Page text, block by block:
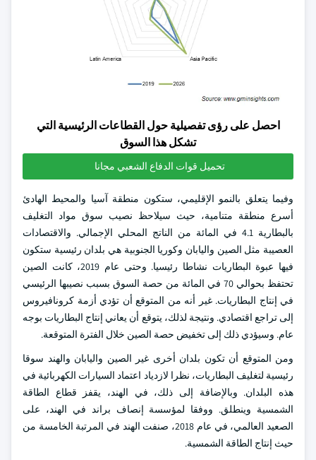
احصل على رؤى تفصيلية حول القطاعات الرئيسية التي
تشكل هذا السوق
تحميل قوات الدفاع الشعبي مجانا
وفيما يتعلق بالنمو الإقليمي، ستكون منطقة آسيا والمحيط الهادئ
أسرع منطقة متنامية، حيث سيلاحظ نصيب سوق مواد التغليف
بالبطارية 4.1 في المائة من الناتج المحلي الإجمالي. والاقتصادات
العصيبة مثل الصين واليابان وكوريا الجنوبية هي بلدان رئيسية ستكون
فيها عبوة البطاريات نشاطا رئيسيا. وحتى عام 2019، كانت الصين
تحتفظ بحوالي 70 في المائة من حصة السوق بسبب نصيبها الرئيسي
في إنتاج البطاريات. غير أنه من المتوقع أن تؤدي أزمة كرونافيروس
إلى تراجع اقتصادي. ونتيجة لذلك، يتوقع أن يعاني إنتاج البطاريات بوجه
عام. وسيؤدي ذلك إلى تخفيض حصة الصين خلال الفترة المتوقعة.
ومن المتوقع أن تكون بلدان أخرى غير الصين واليابان والهند سوقا
رئيسية لتغليف البطاريات، نظرا لازدياد اعتماد السيارات الكهربائية في
هذه البلدان. وبالإضافة إلى ذلك، في الهند، يقفز قطاع الطاقة
الشمسية وينطلق. ووفقا لمؤسسة إنصاف براند في الهند، على
الصعيد العالمي، في عام 2018، صنفت الهند في المرتبة الخامسة من
حيث إنتاج الطاقة الشمسية.